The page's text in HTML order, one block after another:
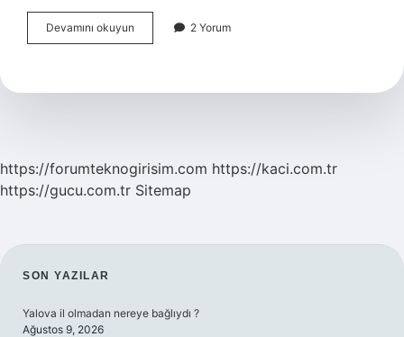
Devamını okuyun
Adem
2 Yorum
https://forumteknogirisim.com https://kaci.com.tr
https://gucu.com.tr Sitemap
SIDEBAR
SON YAZILAR
Yalova il olmadan nereye bağlıydı ?
Ağustos 9, 2026